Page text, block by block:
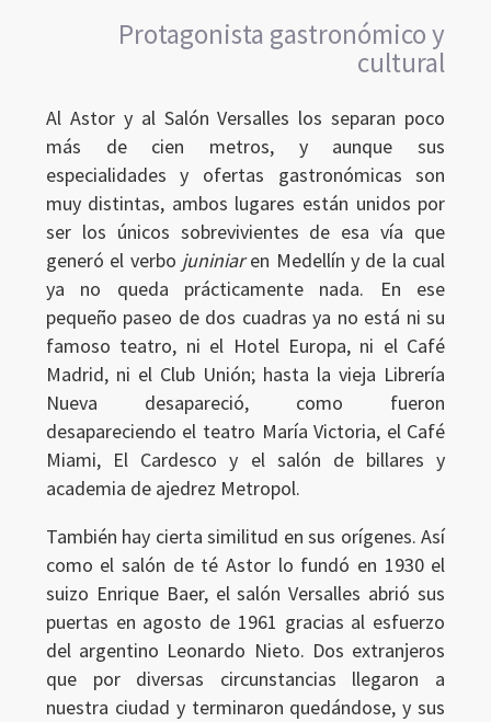
Protagonista gastronómico y
cultural
Al Astor y al Salón Versalles los separan poco
más de cien metros, y aunque sus
especialidades y ofertas gastronómicas son
muy distintas, ambos lugares están unidos por
ser los únicos sobrevivientes de esa vía que
generó el verbo juniniaren Medellín y de la cual
ya no queda prácticamente nada. En ese
pequeño paseo de dos cuadras ya no está ni su
famoso teatro, ni el Hotel Europa, ni el Café
Madrid, ni el Club Unión; hasta la vieja Librería
Nueva desapareció, como fueron
desapareciendo el teatro María Victoria, el Café
Miami, El Cardesco y el salón de billares y
academia de ajedrez Metropol.
También hay cierta similitud en sus orígenes. Así
como el salón de té Astor lo fundó en 1930 el
suizo Enrique Baer, el salón Versalles abrió sus
puertas en agosto de 1961 gracias al esfuerzo
del argentino Leonardo Nieto. Dos extranjeros
que por diversas circunstancias llegaron a
nuestra ciudad y terminaron quedándose, y sus
Ingresar